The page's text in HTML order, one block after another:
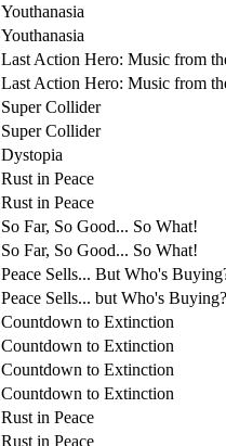
Youthanasia
Youthanasia
Last Action Hero: Music from
Last Action Hero: Music from
Super Collider
Super Collider
Dystopia
Rust in Peace
Rust in Peace
So Far, So Good... So What!
So Far, So Good... So What!
Peace Sells... But Who's
Peace Sells... but Who's Buying?
Countdown to Extinction
Countdown to Extinction
Countdown to Extinction
Countdown to Extinction
Rust in Peace
Rust in Peace